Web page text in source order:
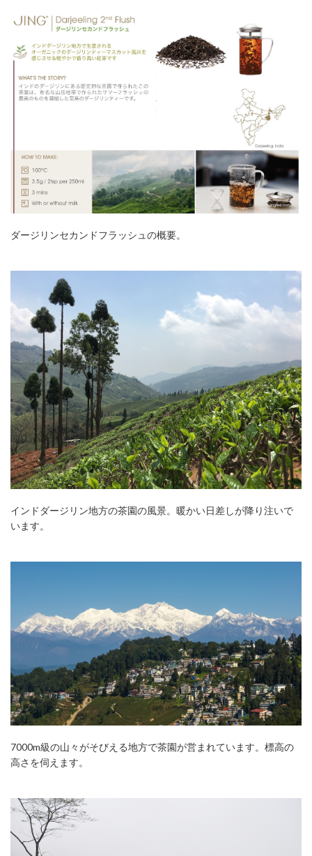
ダージリンセカンドフラッシュの概要。
インドダージリン地方の茶園の風景。暖かい日差しが降り注いで
います。
7000m級の山々がそびえる地方で茶園が営まれています。標高の
高さを伺えます。